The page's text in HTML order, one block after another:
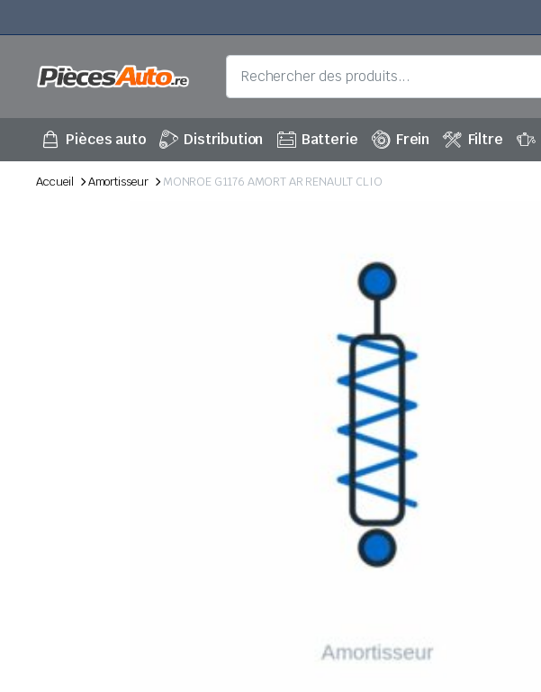
Pièces auto Distribution Batterie Frein Filtre
Accueil Amortisseur MONROE G1176 AMORT AR RENAULT CLIO